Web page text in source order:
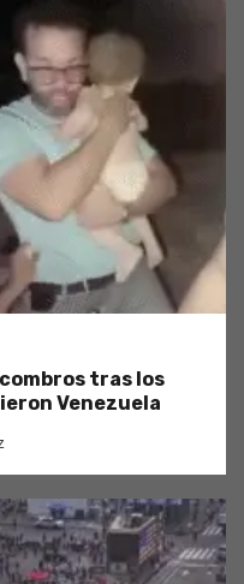
tras los
Venezuela